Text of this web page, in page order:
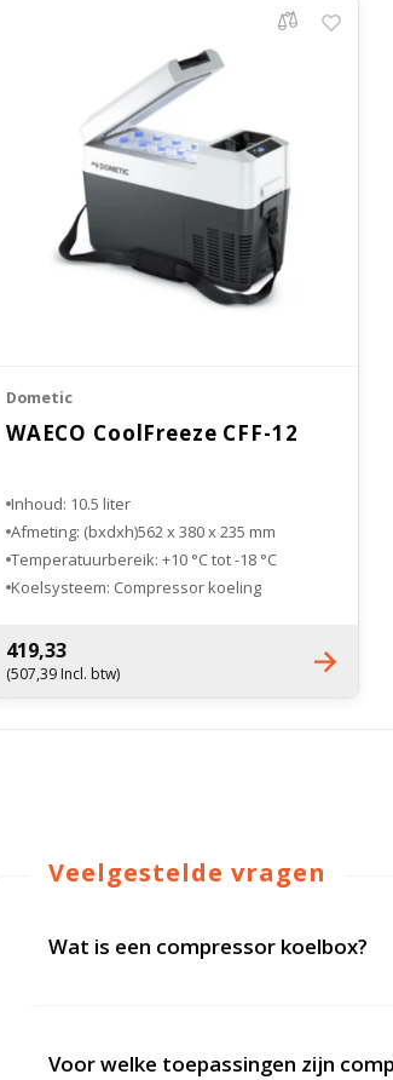
Dometic
WAECO CoolFreeze CFF-12
Inhoud: 10.5 liter
Afmeting: (bxdxh)562 x 380 x 235 mm
Temperatuurbereik: +10 °C tot -18 °C
Koelsysteem: Compressor koeling
419,33
(507,39 Incl. btw)
Veelgestelde vragen
Wat is een compressor koelbox?
Voor welke toepassingen zijn